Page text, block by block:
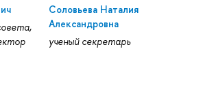
Соловьева Наталия
Александровна
ученый секретарь